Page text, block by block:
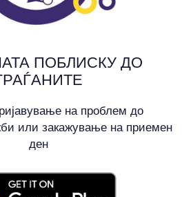
ПОБЛИСКУ ДО
на проблем до
или закажување на приемен
ден